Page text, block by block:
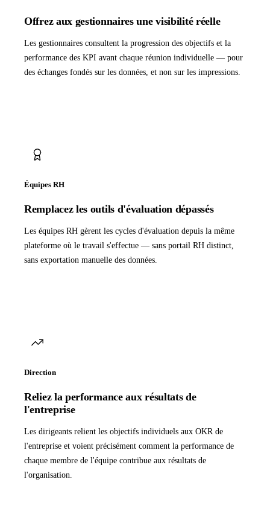
Offrez aux gestionnaires une visibilité réelle
Les gestionnaires consultent la progression des objectifs et la
performance des KPI avant chaque réunion individuelle — pour
des échanges fondés sur les données, et non sur les impressions.
Équipes RH
Remplacez les outils d'évaluation dépassés
Les équipes RH gèrent les cycles d'évaluation depuis la même
plateforme où le travail s'effectue — sans portail RH distinct,
sans exportation manuelle des données.
Direction
Reliez la performance aux résultats de
l'entreprise
Les dirigeants relient les objectifs individuels aux OKR de
l'entreprise et voient précisément comment la performance de
chaque membre de l'équipe contribue aux résultats de
l'organisation.